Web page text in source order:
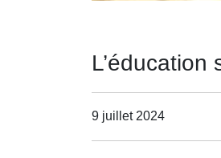
9 juillet 2024